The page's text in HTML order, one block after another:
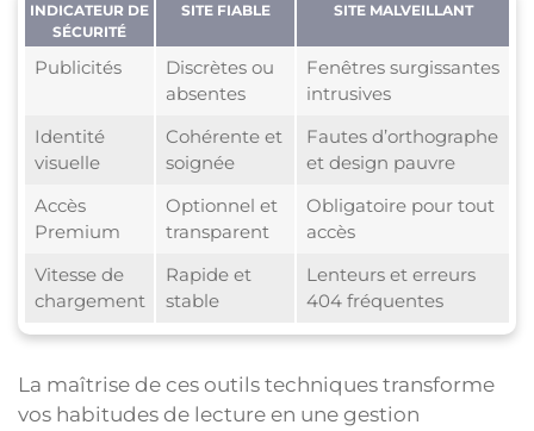
INDICATEUR DE
SÉCURITÉ
SITE FIABLE SITE MALVEILLANT
Publicités
Discrètes ou
absentes
Fenêtres surgissantes
intrusives
Identité
visuelle
Cohérente et
soignée
Fautes d’orthographe
et design pauvre
Accès
Premium
Optionnel et
transparent
Obligatoire pour tout
accès
Vitesse de
chargement
Rapide et
stable
Lenteurs et erreurs
404 fréquentes
La maîtrise de ces outils techniques transforme
vos habitudes de lecture en une gestion